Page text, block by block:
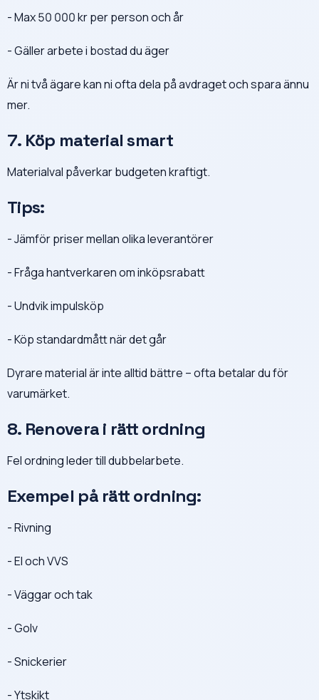
- Max 50 000 kr per person och år
- Gäller arbete i bostad du äger
Är ni två ägare kan ni ofta dela på avdraget och spara ännu
mer.
7. Köp material smart
Materialval påverkar budgeten kraftigt.
Tips:
- Jämför priser mellan olika leverantörer
- Fråga hantverkaren om inköpsrabatt
- Undvik impulsköp
- Köp standardmått när det går
Dyrare material är inte alltid bättre – ofta betalar du för
varumärket.
8. Renovera i rätt ordning
Fel ordning leder till dubbelarbete.
Exempel på rätt ordning:
- Rivning
- El och VVS
- Väggar och tak
- Golv
- Snickerier
- Ytskikt